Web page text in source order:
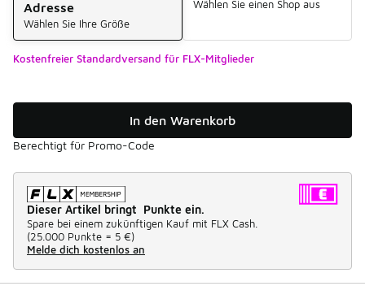
Adresse
Wählen Sie Ihre Größe
Wählen Sie einen Shop aus
Kostenfreier Standardversand für FLX-Mitglieder
In den Warenkorb
Berechtigt für Promo-Code
Dieser Artikel bringt Punkte ein.
Spare bei einem zukünftigen Kauf mit FLX Cash.
(25.000 Punkte = 5 €)
Melde dich kostenlos an